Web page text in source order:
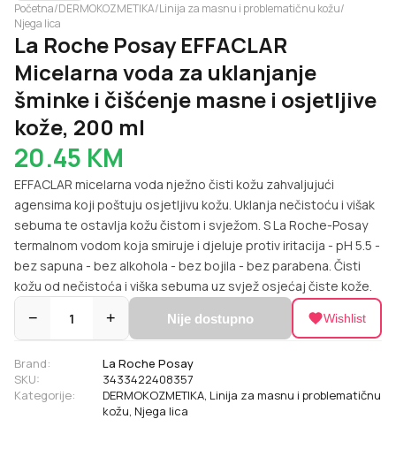
Početna/DERMOKOZMETIKA/Linija za masnu i problematičnu kožu/
Njega lica
La Roche Posay EFFACLAR
Micelarna voda za uklanjanje
šminke i čišćenje masne i osjetljive
kože, 200 ml
20.45 KM
EFFACLAR micelarna voda nježno čisti kožu zahvaljujući
agensima koji poštuju osjetljivu kožu. Uklanja nečistoću i višak
sebuma te ostavlja kožu čistom i svježom. S La Roche-Posay
termalnom vodom koja smiruje i djeluje protiv iritacija - pH 5.5 -
bez sapuna - bez alkohola - bez bojila - bez parabena. Čisti
kožu od nečistoća i viška sebuma uz svjež osjećaj čiste kože.
− 1 + Nije dostupno Wishlist
Brand:
La Roche Posay
SKU:
3433422408357
Kategorije:
DERMOKOZMETIKA, Linija za masnu i problematičnu
kožu, Njega lica